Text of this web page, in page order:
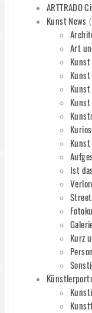
ARTTRADO
Kunst News
Art
Ist
Kurz